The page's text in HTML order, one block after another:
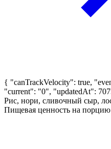
{ "canTrackVelocity": true,
"current": "0", "updatedAt":
Рис, нори, сливочный сыр,
Пищевая ценность на порцию